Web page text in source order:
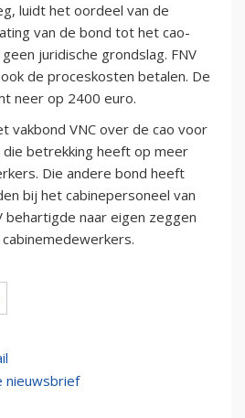
luidt het oordeel van de
van de bond tot het cao-
juridische grondslag. FNV
de proceskosten betalen. De
neer op 2400 euro.
vakbond VNC over de cao voor
betrekking heeft op meer
Die andere bond heeft
bij het cabinepersoneel van
behartigde naar eigen zeggen
nieuwsbrief